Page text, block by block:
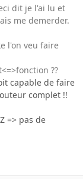
dit je l'ai lu et
me demerder.
l'on veu faire
??
capable de faire
complet !!
=> pas de